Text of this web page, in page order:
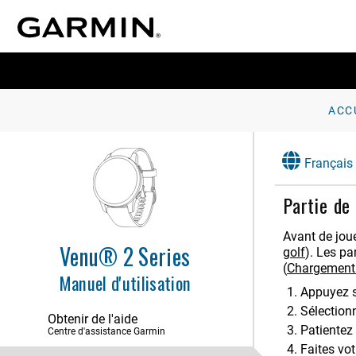
Venu® 2 Series
Manuel d'utilisation
Obtenir de l'aide
Centre d'assistance Garmin
Fonctions de suivi et de sécurité
Applications et activités
Démarrage d'une activité
Arrêt d'une activité
Ajout ou suppression d'une
activité favorite
Health Snapshot
Activités en extérieur
Français
Partie
Avant de
golf). Les
(
Appuyez
Faites